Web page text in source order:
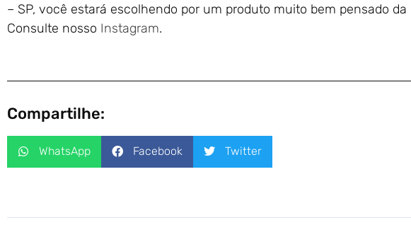
– SP, você estará escolhendo por um produto muito bem pensado da
Consulte nosso Instagram.
Compartilhe:
WhatsApp Facebook Twitter